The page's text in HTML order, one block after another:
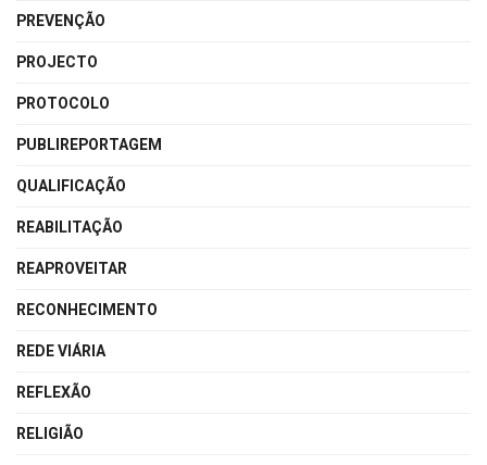
PREVENÇÃO
PROJECTO
PROTOCOLO
PUBLIREPORTAGEM
QUALIFICAÇÃO
REABILITAÇÃO
REAPROVEITAR
RECONHECIMENTO
REDE VIÁRIA
REFLEXÃO
RELIGIÃO